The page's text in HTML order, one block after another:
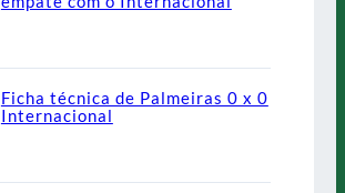
Ficha técnica de Palmeiras 0 x 0
Internacional